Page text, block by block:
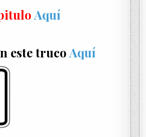
Aquí
este truco Aquí